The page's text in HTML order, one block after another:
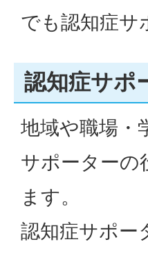
でも認知症サ
認知症サポ
地域や職場・
サポーターの
ます。
認知症サポー